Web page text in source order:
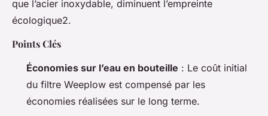
que l’acier inoxydable, diminuent l’empreinte
écologique2.
Points Clés
Économies sur l’eau en bouteille : Le coût initial
du filtre Weeplow est compensé par les
économies réalisées sur le long terme.